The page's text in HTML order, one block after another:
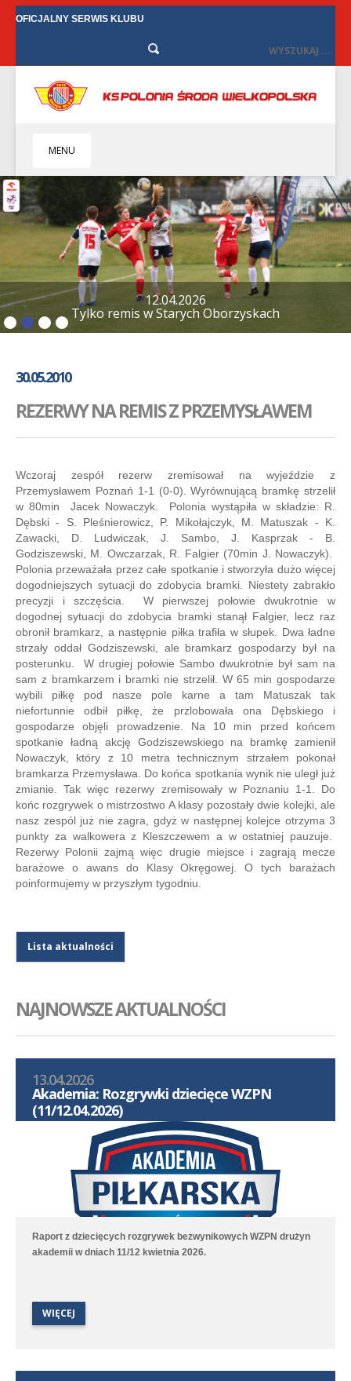
OFICJALNY SERWIS KLUBU
MENU
KLUB
BIZNES
SENIORZY
SENIORKI
BILETY
KONTAKT
SKLEP
12.04.2026
Tylko remis w Starych Oborzyskach
30.05.2010
REZERWY NA REMIS Z PRZEMYSŁAWEM
Wczoraj zespół rezerw zremisował na wyjeździe z
Przemysławem Poznań 1-1 (0-0). Wyrównującą bramkę strzelił
w 80min Jacek Nowaczyk. Polonia wystąpiła w składzie: R.
Dębski - S. Pleśnierowicz, P. Mikołajczyk, M. Matuszak - K.
Zawacki, D. Ludwiczak, J. Sambo, J. Kasprzak - B.
Godziszewski, M. Owczarzak, R. Falgier (70min J. Nowaczyk).
Polonia przeważała przez całe spotkanie i stworzyła dużo więcej
dogodniejszych sytuacji do zdobycia bramki. Niestety zabrakło
precyzji i szczęścia. W pierwszej połowie dwukrotnie w
dogodnej sytuacji do zdobycia bramki stanął Falgier, lecz raz
obronił bramkarz, a następnie piłka trafiła w słupek. Dwa ładne
strzały oddał Godziszewski, ale bramkarz gospodarzy był na
posterunku. W drugiej połowie Sambo dwukrotnie był sam na
sam z bramkarzem i bramki nie strzelił. W 65 min gospodarze
wybili piłkę pod nasze pole karne a tam Matuszak tak
niefortunnie odbił piłkę, że przlobowała ona Dębskiego i
gospodarze objęli prowadzenie. Na 10 min przed końcem
spotkanie ładną akcję Godziszewskiego na bramkę zamienił
Nowaczyk, który z 10 metra technicznym strzałem pokonał
bramkarza Przemysława. Do końca spotkania wynik nie uległ już
zmianie. Tak więc rezerwy zremisowały w Poznaniu 1-1. Do
końc rozgrywek o mistrzostwo A klasy pozostały dwie kolejki, ale
nasz zespól już nie zagra, gdyż w następnej kolejce otrzyma 3
punkty za walkowera z Kleszczewem a w ostatniej pauzuje.
Rezerwy Polonii zajmą więc drugie miejsce i zagrają mecze
barażowe o awans do Klasy Okręgowej. O tych barażach
poinformujemy w przyszłym tygodniu.
Lista aktualności
NAJNOWSZE AKTUALNOŚCI
13.04.2026
Akademia: Rozgrywki dziecięce WZPN
(11/12.04.2026)
Raport z dziecięcych rozgrywek bezwynikowych WZPN drużyn
akademii w dniach 11/12 kwietnia 2026.
WIĘCEJ